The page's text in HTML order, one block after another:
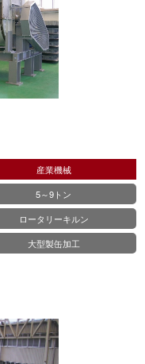
産業機械
5～9トン
ロータリーキルン
大型製缶加工